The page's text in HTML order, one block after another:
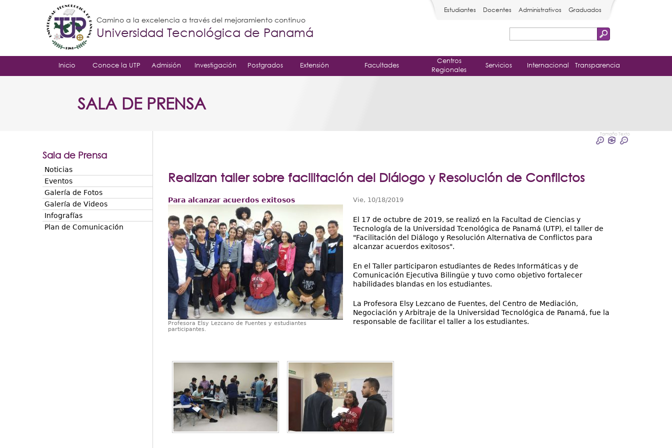
de
Estudiantes Docentes Administrativos Graduados
Camino a la excelencia a través del mejoramiento continuo
Universidad Tecnológica de Panamá
Inicio Conoce la UTP Admisión Investigación Postgrados Extensión Facultades
Centros
Regionales
Servicios Internacional Transparencia
SALA DE PRENSA
Tamaño Texto
Realizan taller sobre facilitación del Diálogo y Resolución de Conflictos
Para alcanzar acuerdos exitosos
Profesora Elsy Lezcano de Fuentes y estudiantes
participantes.
Vie, 10/18/2019
El 17 de octubre de 2019, se realizó en la Facultad de Ciencias y
Tecnología de la Universidad Tcenológica de Panamá (UTP), el taller de
"Facilitación del Diálogo y Resolución Alternativa de Conflictos para
alcanzar acuerdos exitosos".
En el Taller participaron estudiantes de Redes Informáticas y de
Comunicación Ejecutiva Bilingüe y tuvo como objetivo fortalecer
habilidades blandas en los estudiantes.
La Profesora Elsy Lezcano de Fuentes, del Centro de Mediación,
Negociación y Arbitraje de la Universidad Tecnológica de Panamá, fue la
responsable de facilitar el taller a los estudiantes.
Sala de Prensa
Noticias
Eventos
Galería de Fotos
Galería de Videos
Infografías
Plan de Comunicación